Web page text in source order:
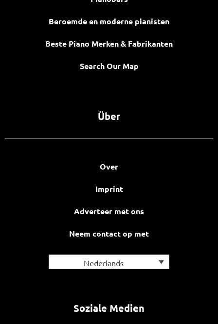
Beroemde en moderne pianisten
Beste Piano Merken & Fabrikanten
Search Our Map
Über
Over
Imprint
Adverteer met ons
Neem contact op met
Nederlands
Soziale Medien